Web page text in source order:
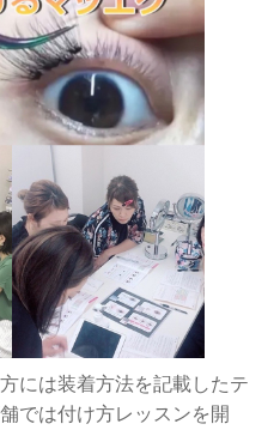
には装着方法を記載したテ
では付け方レッスンを開